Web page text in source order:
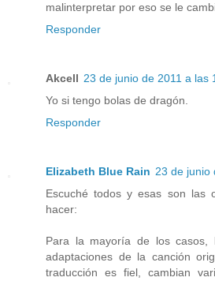
malinterpretar por eso se le
Responder
Akcell 23 de junio de 2011 a las
Yo si tengo bolas de dragón.
Responder
Elizabeth Blue Rain 23 de junio
Escuché todos y esas son las
hacer:
Para la mayoría de los casos,
adaptaciones de la canción
traducción es fiel, cambian